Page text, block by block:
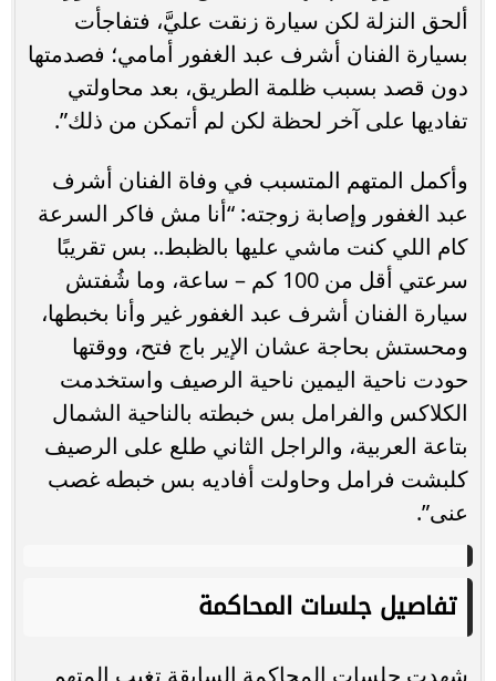
ألحق النزلة لكن سيارة زنقت عليَّ، فتفاجأت
بسيارة الفنان أشرف عبد الغفور أمامي؛ فصدمتها
دون قصد بسبب ظلمة الطريق، بعد محاولتي
تفاديها على آخر لحظة لكن لم أتمكن من ذلك”.
وأكمل المتهم المتسبب في وفاة الفنان أشرف
عبد الغفور وإصابة زوجته: “أنا مش فاكر السرعة
كام اللي كنت ماشي عليها بالظبط.. بس تقريبًا
سرعتي أقل من 100 كم – ساعة، وما شُفتش
سيارة الفنان أشرف عبد الغفور غير وأنا بخبطها،
ومحستش بحاجة عشان الإير باج فتح، ووقتها
حودت ناحية اليمين ناحية الرصيف واستخدمت
الكلاكس والفرامل بس خبطته بالناحية الشمال
بتاعة العربية، والراجل الثاني طلع على الرصيف
كلبشت فرامل وحاولت أفاديه بس خبطه غصب
عنى”.
تفاصيل جلسات المحاكمة